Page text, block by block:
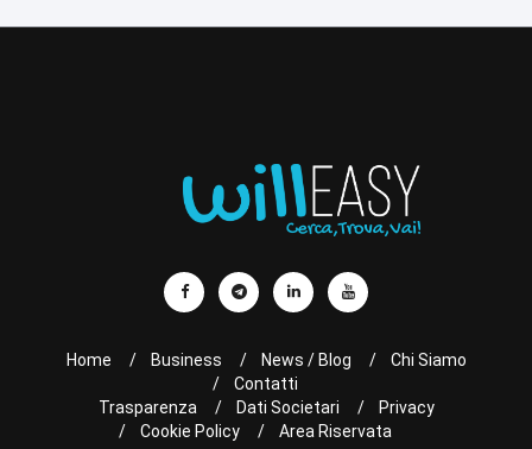
Home Business News / Blog
Chi Siamo
Contatti
Trasparenza
Dati Societari
Privacy
Cookie Policy
Area Riservata